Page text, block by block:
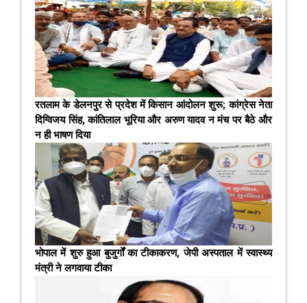
रतलाम के डेलनपुर से प्रदेश में किसान आंदोलन शुरू; कांग्रेस नेता
दिग्विजय सिंह, कांतिलाल भूरिया और अरुण यादव न मंच पर बैठे और
न ही भाषण दिया
भोपाल में शुरु हुआ बुजुर्गों का टीकाकरण, जेपी अस्‍पताल में स्‍वास्‍थ्‍य
मंत्री ने लगवाया टीका